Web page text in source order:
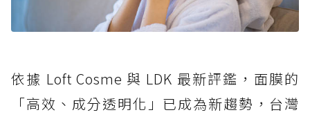
依據 Loft Cosme 與 LDK 最新評鑑，面膜的
「高效、成分透明化」已成為新趨勢，台灣